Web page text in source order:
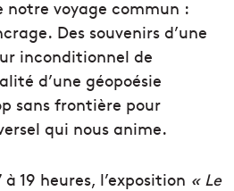
notre voyage commun :
Des souvenirs d’une
inconditionnel de
d’une géopoésie
sans frontière pour
qui nous anime.
à 19 heures, l’exposition « Le